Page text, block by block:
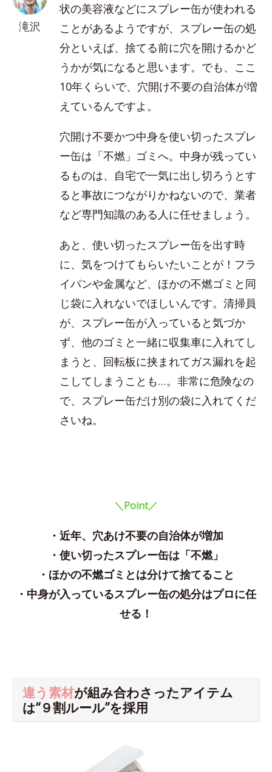
滝沢
状の美容液などにスプレー缶が使われる
ことがあるようですが、スプレー缶の処
分といえば、捨てる前に穴を開けるかど
うかが気になると思います。でも、ここ
10年くらいで、穴開け不要の自治体が増
えているんですよ。
穴開け不要かつ中身を使い切ったスプレ
ー缶は「不燃」ゴミへ。中身が残ってい
るものは、自宅で一気に出し切ろうとす
ると事故につながりかねないので、業者
など専門知識のある人に任せましょう。
あと、使い切ったスプレー缶を出す時
に、気をつけてもらいたいことが！フラ
イパンや金属など、ほかの不燃ゴミと同
じ袋に入れないでほしいんです。清掃員
が、スプレー缶が入っていると気づか
ず、他のゴミと一緒に収集車に入れてし
まうと、回転板に挟まれてガス漏れを起
こしてしまうことも…。非常に危険なの
で、スプレー缶だけ別の袋に入れてくだ
さいね。
＼Point／
・近年、穴あけ不要の自治体が増加
・使い切ったスプレー缶は「不燃」
・ほかの不燃ゴミとは分けて捨てること
・中身が入っているスプレー缶の処分はプロに任
せる！
違う素材が組み合わさったアイテム
は“９割ルール”を採用